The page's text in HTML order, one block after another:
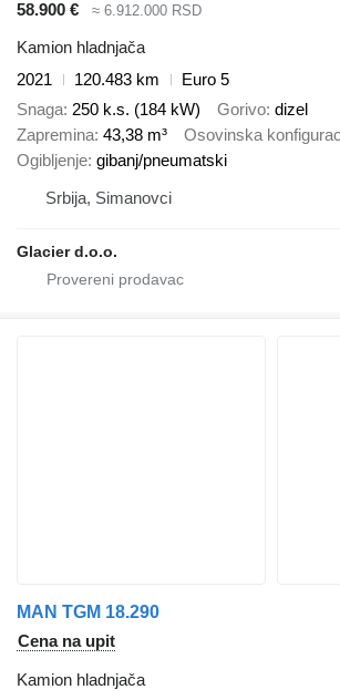
58.900 €
≈ 6.912.000 RSD
Kamion hladnjača
2021
120.483 km
Euro 5
Snaga 250 k.s. (184 kW) Gorivo dizel
Zapremina 43,38 m³ Osovinska
Ogibljenje gibanj/pneumatski
Srbija, Simanovci
Glacier d.o.o.
MAN TGM 18.290
Cena na upit
Kamion hladnjača